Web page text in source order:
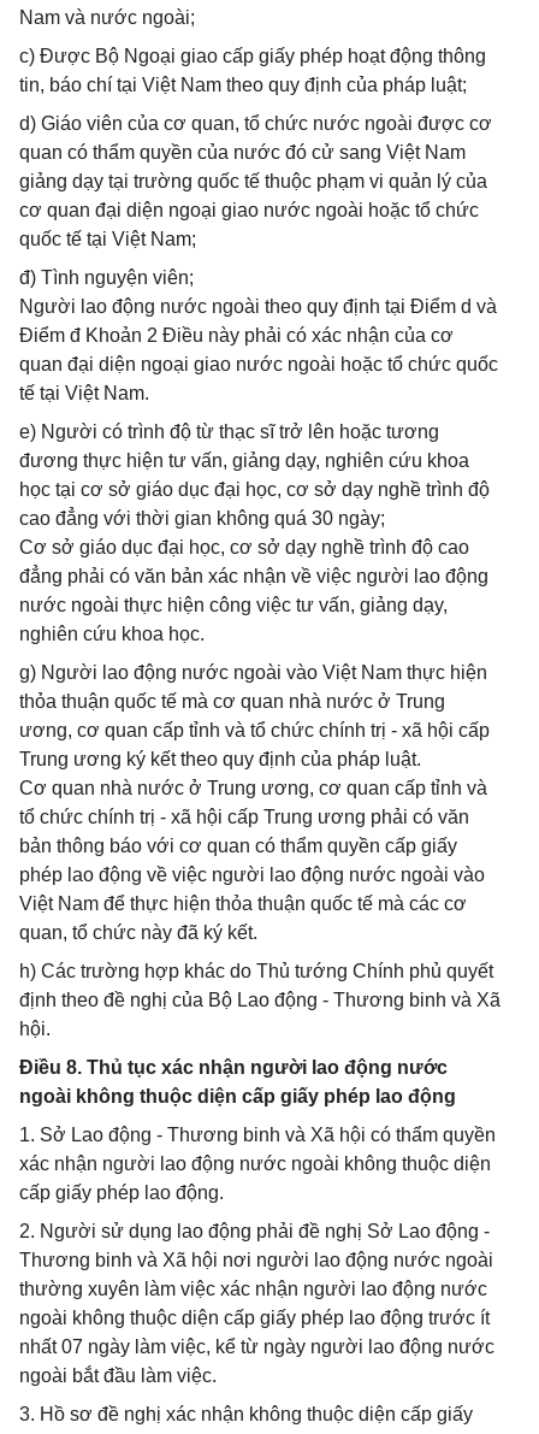
Nam và nước ngoài;
c) Được Bộ Ngoại giao cấp giấy phép hoạt động thông
tin, báo chí tại Việt Nam theo quy định của pháp luật;
d) Giáo viên của cơ quan, tổ chức nước ngoài được cơ
quan có thẩm quyền của nước đó cử sang Việt Nam
giảng dạy tại trường quốc tế thuộc phạm vi quản lý của
cơ quan đại diện ngoại giao nước ngoài hoặc tổ chức
quốc tế tại Việt Nam;
đ) Tình nguyện viên;
Người lao động nước ngoài theo quy định tại Điểm d và
Điểm đ Khoản 2 Điều này phải có xác nhận của cơ
quan đại diện ngoại giao nước ngoài hoặc tổ chức quốc
tế tại Việt Nam.
e) Người có trình độ từ thạc sĩ trở lên hoặc tương
đương thực hiện tư vấn, giảng dạy, nghiên cứu khoa
học tại cơ sở giáo dục đại học, cơ sở dạy nghề trình độ
cao đẳng với thời gian không quá 30 ngày;
Cơ sở giáo dục đại học, cơ sở dạy nghề trình độ cao
đẳng phải có văn bản xác nhận về việc người lao động
nước ngoài thực hiện công việc tư vấn, giảng dạy,
nghiên cứu khoa học.
g) Người lao động nước ngoài vào Việt Nam thực hiện
thỏa thuận quốc tế mà cơ quan nhà nước ở Trung
ương, cơ quan cấp tỉnh và tổ chức chính trị - xã hội cấp
Trung ương ký kết theo quy định của pháp luật.
Cơ quan nhà nước ở Trung ương, cơ quan cấp tỉnh và
tổ chức chính trị - xã hội cấp Trung ương phải có văn
bản thông báo với cơ quan có thẩm quyền cấp giấy
phép lao động về việc người lao động nước ngoài vào
Việt Nam để thực hiện thỏa thuận quốc tế mà các cơ
quan, tổ chức này đã ký kết.
h) Các trường hợp khác do Thủ tướng Chính phủ quyết
định theo đề nghị của Bộ Lao động - Thương binh và Xã
hội.
Điều 8. Thủ tục xác nhận người lao động nước
ngoài không thuộc diện cấp giấy phép lao động
1. Sở Lao động - Thương binh và Xã hội có thẩm quyền
xác nhận người lao động nước ngoài không thuộc diện
cấp giấy phép lao động.
2. Người sử dụng lao động phải đề nghị Sở Lao động -
Thương binh và Xã hội nơi người lao động nước ngoài
thường xuyên làm việc xác nhận người lao động nước
ngoài không thuộc diện cấp giấy phép lao động trước ít
nhất 07 ngày làm việc, kể từ ngày người lao động nước
ngoài bắt đầu làm việc.
3. Hồ sơ đề nghị xác nhận không thuộc diện cấp giấy